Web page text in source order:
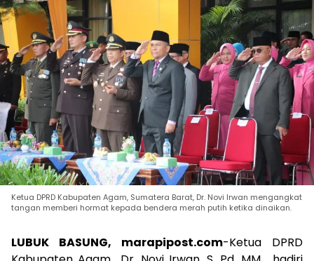
Ketua DPRD Kabupaten Agam, Sumatera Barat, Dr. Novi Irwan mengangkat
tangan memberi hormat kepada bendera merah putih ketika dinaikan.
LUBUK BASUNG, marapipost.com-Ketua DPRD